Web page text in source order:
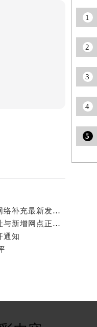
2026年7月萧邦官方售后维修保养综合服务网络补充最新发布内容全文
2026年6月萧邦官方售后保养维修服务点迁址与新增网点正式说明
通知
1
2
3
4
5